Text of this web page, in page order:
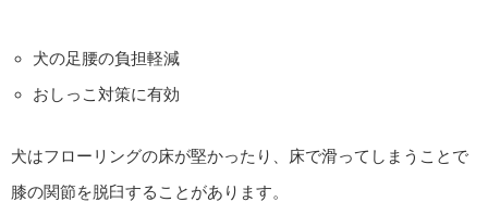
犬の足腰の負担軽減
おしっこ対策に有効
犬はフローリングの床が堅かったり、床で滑ってしまうことで
膝の関節を脱臼することがあります。